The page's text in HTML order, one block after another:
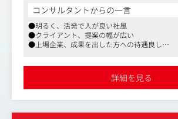
【働く環境について】
●リモートワークを織り交ぜたハイブリ
「商談は直行・直帰が可能」「デスクワ
K」など働きやすい制度を構築しています。
●年齢・社歴に関係なくリーダーや管理
現在デザイナーは3名ほどいらっしゃいま
ベントなど別部門から派生をしたデザイ
りますが、
今後、クリエイティブ部門を更に強化を
上げ、メンバーのマネジメントも担える
コンサルタントからの一言
●明るく、活発で人が良い社風
●クライアント、提案の幅が広い
●上場企業、成果を出した方への待遇良し
詳細を見る